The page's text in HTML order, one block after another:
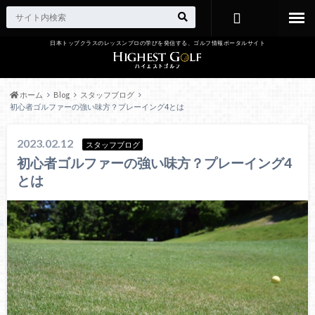
日本トップクラスのレッスンプロの学びを発信する、ゴルフ情報ポータルサイト
ホーム Blog
スタッフブログ
初心者ゴルファーの強い味方？プレーイング4とは
2023.02.12 スタッフブログ
初心者ゴルファーの強い味方？プレーイング4
とは